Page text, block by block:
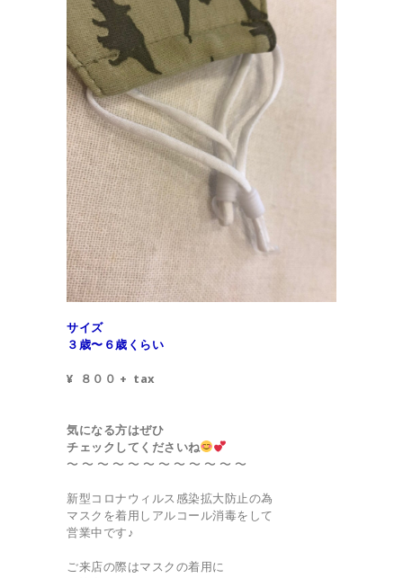
サイズ
３歳〜６歳くらい
¥ ８００ + tax
気になる方はぜひ
チェックしてくださいね
〜 〜 〜 〜 〜 〜 〜 〜 〜 〜 〜 〜
新型コロナウィルス感染拡大防止の為
マスクを着用しアルコール消毒をして
営業中です♪
ご来店の際はマスクの着用に